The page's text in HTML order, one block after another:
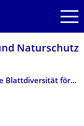
Naturschutz
Kronenraumnutzung und funktionelle Blattdiversität fördern gemeinsam eine erhöhte Zuwachsleistung tropischer Baumartenmischungen